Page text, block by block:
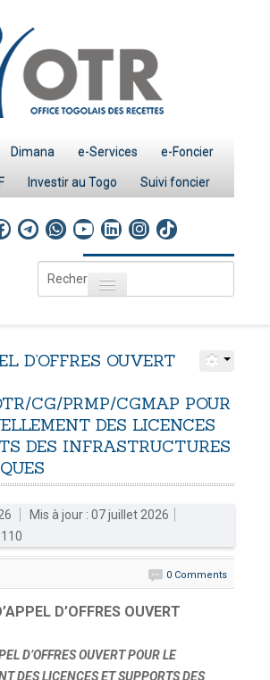
Dimana e-Services e-Foncier
Investir au Togo Suivi foncier
Rechercher
Toggle navigation
Le système fiscal
DOUANES
Conserv. Foncière
ACTUALITES
Toute l'actualité!
D’OFFRES OUVERT
CG/PRMP/CGMAP POUR
DES LICENCES
DES INFRASTRUCTURES
Mis à jour : 07 juillet 2026
0 Comments
D’OFFRES OUVERT
D’OFFRES OUVERTPOUR LE
DES LICENCES ET SUPPORTS DES